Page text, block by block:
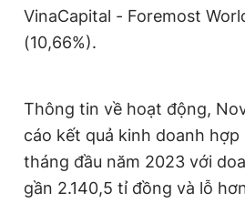
VinaCapital - Foremost
(10,66%).
Thông tin về hoạt động,
cáo kết quả kinh doanh hợp
tháng đầu năm 2023 với
gần 2.140,5 tỉ đồng và lỗ